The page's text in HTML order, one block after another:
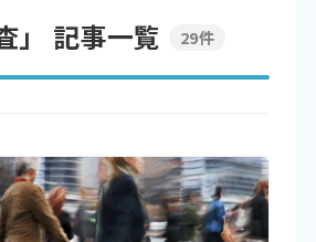
」 記事一覧 29件